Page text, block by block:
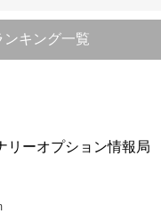
ンキング一覧
リーオプション情報局